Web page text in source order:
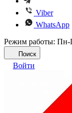
Viber
WhatsApp
Режим работы: Пн-
Поиск
Войти